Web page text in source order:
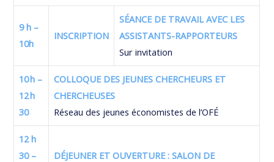
9 h –
10h
INSCRIPTION
SÉANCE DE TRAVAIL AVEC LES
ASSISTANTS-RAPPORTEURS
Sur invitation
10 h –
12 h
30
COLLOQUE DES JEUNES CHERCHEURS ET
CHERCHEUSES
Réseau des jeunes économistes de l’OFÉ
12 h
30 –
DÉJEUNER ET OUVERTURE : SALON DE